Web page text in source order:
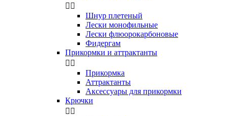
 
Шнур плетеный
Лески монофильные
Лески флюорокарбоновые
Фидергам
Прикормки и аттрактанты
 
Прикормка
Аттрактанты
Аксессуары для прикормки
Крючки
 